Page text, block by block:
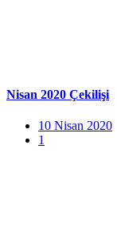
Nisan 2020 Çekilişi
10 Nisan 2020
1